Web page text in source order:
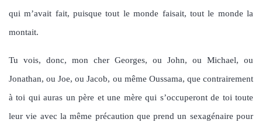
qui m’avait fait, puisque tout le monde faisait, tout le monde la
montait.
Tu vois, donc, mon cher Georges, ou John, ou Michael, ou
Jonathan, ou Joe, ou Jacob, ou même Oussama, que contrairement
à toi qui auras un père et une mère qui s’occuperont de toi toute
leur vie avec la même précaution que prend un sexagénaire pour